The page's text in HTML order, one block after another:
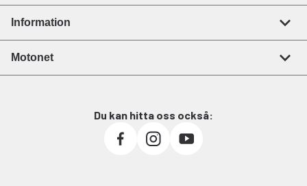
Information
Motonet
Du kan hitta oss också: